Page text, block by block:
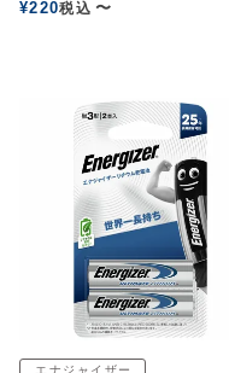
¥220税込 〜
エナジャイザー